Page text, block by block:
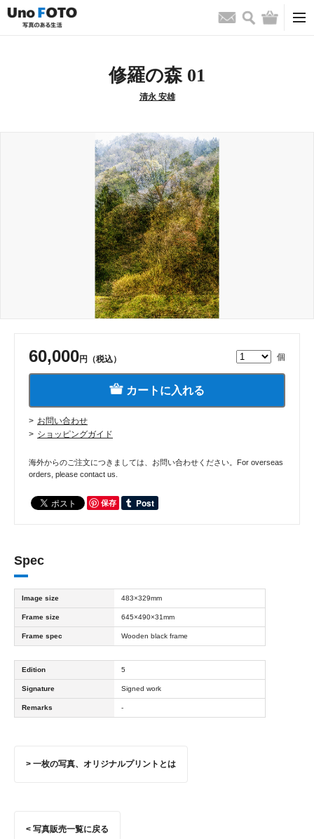
お問い合わせ
検索 バッグ
修羅の森 01
清永 安雄
60,000円（税込） 個
カートに入れる
お問い合わせ
ショッピングガイド
海外からのご注文につきましては、お問い合わせください。For overseas
orders, please contact us.
保存
Spec
Image size 483×329mm
Frame size 645×490×31mm
Frame spec Wooden black frame
Edition 5
Signature Signed work
Remarks -
> 一枚の写真、オリジナルプリントとは
< 写真販売一覧に戻る